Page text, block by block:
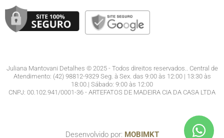
Juliana Mantovani Detalhes © 2025 - Todos direitos reservados.. Central de
Atendimento: (42) 98812-9329 Seg. à Sex. das 9:00 às 12:00 | 13:30 às
18:00.| Sábado: 9:00 às 12:00
CNPJ: 00.102.941/0001-36 - ARTEFATOS DE MADEIRA CIA DA CASA LTDA
Desenvolvido por: MOBIMKT